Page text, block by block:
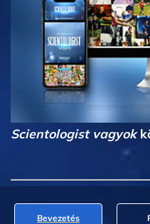
Scientologist vagyok
Bevezetés